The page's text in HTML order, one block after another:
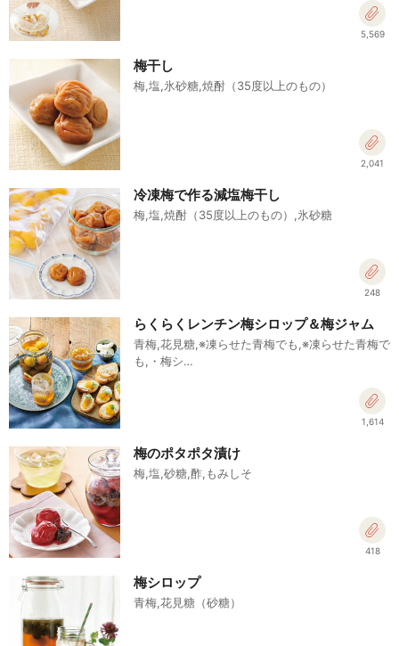
5,569
梅干し
梅,塩,氷砂糖,焼酎（35度以上のもの）
2,041
冷凍梅で作る減塩梅干し
梅,塩,焼酎（35度以上のもの）,氷砂糖
248
らくらくレンチン梅シロップ＆梅ジャム
青梅,花見糖,※凍らせた青梅でも,※凍らせた青梅で
も,・梅シ…
1,614
梅のポタポタ漬け
梅,塩,砂糖,酢,もみしそ
418
梅シロップ
青梅,花見糖（砂糖）